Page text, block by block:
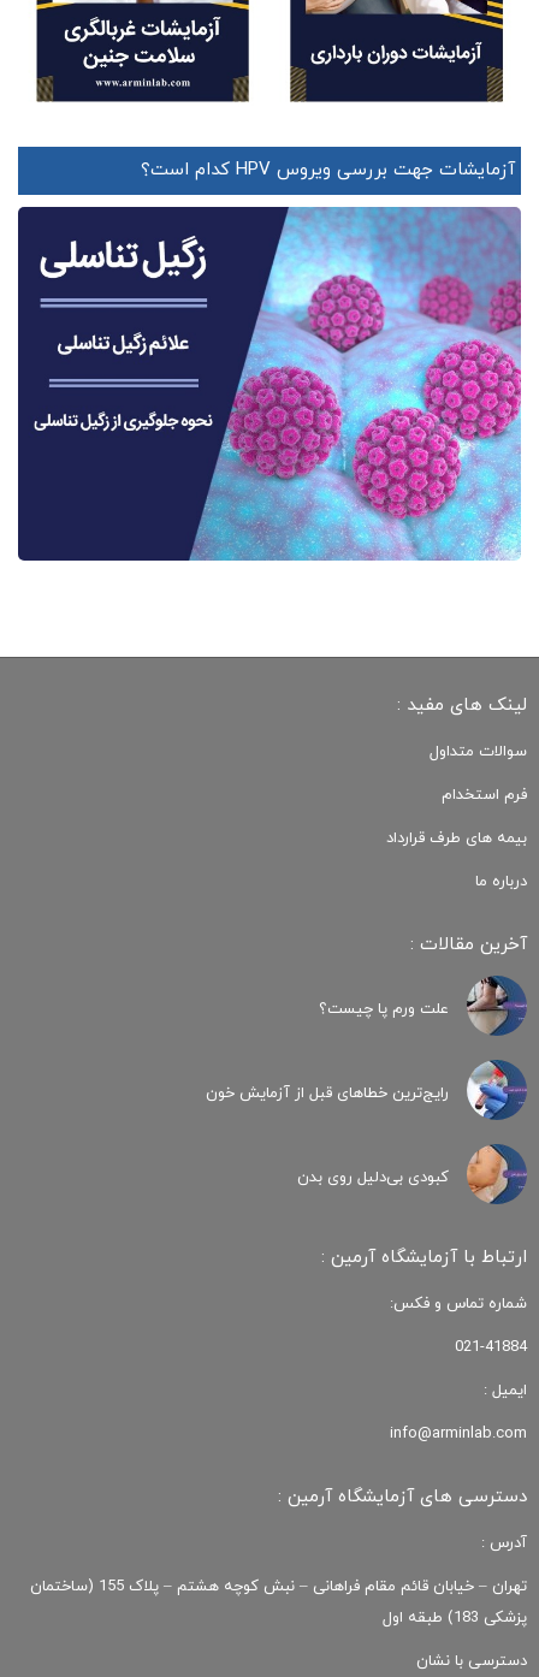
آزمایشات جهت بررسی ویروس HPV کدام است؟
لینک های مفید :
سوالات متداول
فرم استخدام
بیمه های طرف قرارداد
درباره ما
آخرین مقالات :
علت ورم پا چیست؟
رایج‌ترین خطاهای قبل از آزمایش خون
کبودی‌ بی‌دلیل روی بدن
ارتباط با آزمایشگاه آرمین :
شماره تماس و فکس:
021-41884
ایمیل :
info@arminlab.com
دسترسی های آزمایشگاه آرمین :
آدرس :
تهران – خیابان قائم مقام فراهانی – نبش کوچه هشتم – پلاک 155 (ساختمان
پزشکی 183) طبقه اول
دسترسی با نشان